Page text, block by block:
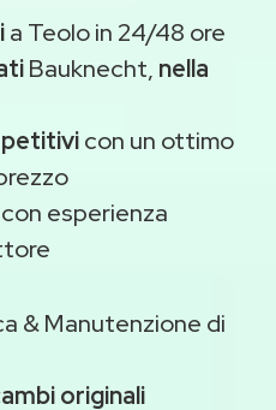
a Teolo in 24/48 ore
Bauknecht, nella
con un ottimo
con esperienza
& Manutenzione di
originali